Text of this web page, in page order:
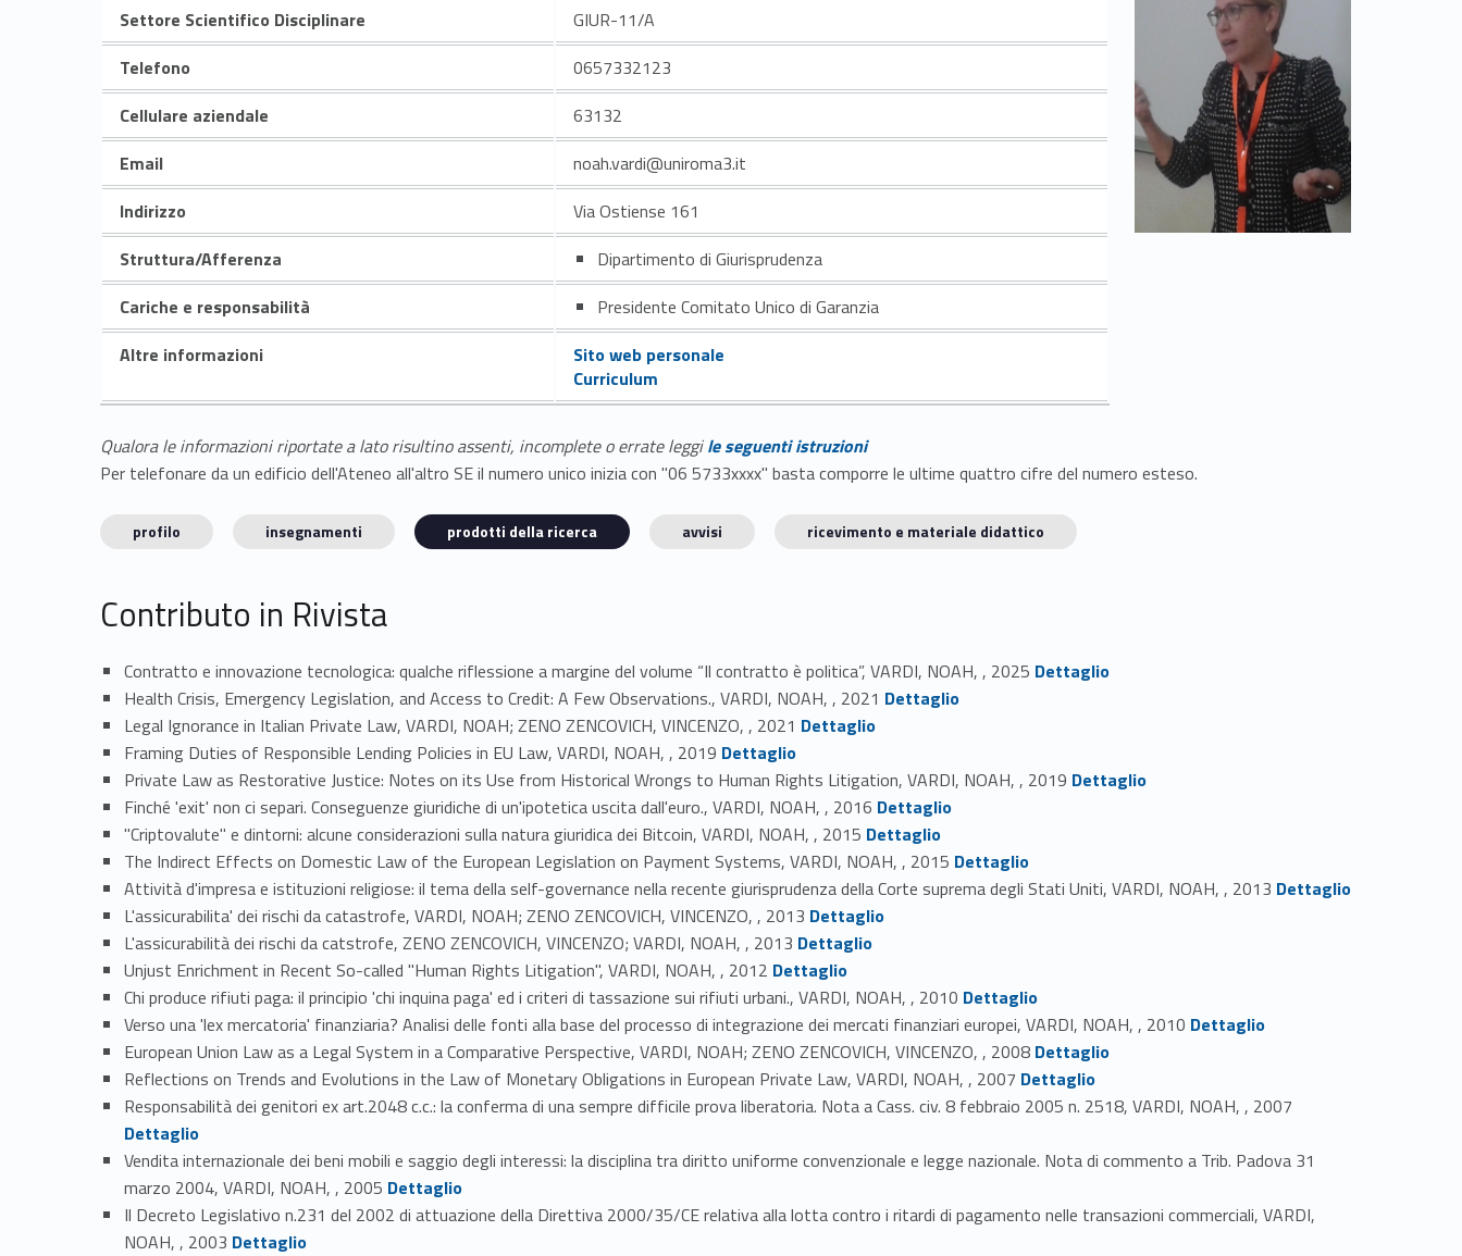
Settore Scientifico Disciplinare
GIUR-11/A
Telefono
0657332123
Cellulare aziendale
63132
Email
noah.vardi@uniroma3.it
Indirizzo
Via Ostiense 161
Struttura/Afferenza
Dipartimento di Giurisprudenza
Cariche e responsabilità
Presidente Comitato Unico di Garanzia
Altre informazioni
Sito web personale
Curriculum
Qualora le informazioni riportate a lato risultino assenti, incomplete o errate leggile seguenti istruzioni
Per telefonare da un edificio dell'Ateneo all'altro SE il numero unico inizia con "06 5733xxxx" basta comporre le ultime quattro cifre del numero esteso.
profilo insegnamenti prodotti della ricerca avvisi ricevimento e materiale didattico
Contributo in Rivista
Contratto e innovazione tecnologica: qualche riflessione a margine del volume “Il contratto è politica”, VARDI, NOAH, , 2025 Link identifier #identifier_person_34752-1
Dettaglio
Health Crisis, Emergency Legislation, and Access to Credit: A Few Observations., VARDI, NOAH, , 2021 Link identifier #identifier_person_166022-2
Dettaglio
Legal Ignorance in Italian Private Law, VARDI, NOAH; ZENO ZENCOVICH, VINCENZO, , 2021 Link identifier #identifier_person_71881-3
Dettaglio
Framing Duties of Responsible Lending Policies in EU Law, VARDI, NOAH, , 2019 Link identifier #identifier_person_45871-4
Dettaglio
Private Law as Restorative Justice: Notes on its Use from Historical Wrongs to Human Rights Litigation, VARDI, NOAH, , 2019 Link identifier #identifier_person_184003-5
Dettaglio
Finché 'exit' non ci separi. Conseguenze giuridiche di un'ipotetica uscita dall'euro., VARDI, NOAH, , 2016 Link identifier #identifier_person_139278-6
Dettaglio
"Criptovalute" e dintorni: alcune considerazioni sulla natura giuridica dei Bitcoin, VARDI, NOAH, , 2015 Link identifier #identifier_person_150542-7
Dettaglio
The Indirect Effects on Domestic Law of the European Legislation on Payment Systems, VARDI, NOAH, , 2015 Link identifier #identifier_person_143009-8
Dettaglio
Attività d'impresa e istituzioni religiose: il tema della self-governance nella recente giurisprudenza della Corte suprema degli Stati Uniti, VARDI, NOAH, , 2013 Link identifier #identifier_person_190400-9
Dettaglio
L'assicurabilita' dei rischi da catastrofe, VARDI, NOAH; ZENO ZENCOVICH, VINCENZO, , 2013 Link identifier #identifier_person_6542-10
Dettaglio
L'assicurabilità dei rischi da catstrofe, ZENO ZENCOVICH, VINCENZO; VARDI, NOAH, , 2013 Link identifier #identifier_person_23727-11
Dettaglio
Unjust Enrichment in Recent So-called "Human Rights Litigation", VARDI, NOAH, , 2012 Link identifier #identifier_person_169470-12
Dettaglio
Chi produce rifiuti paga: il principio 'chi inquina paga' ed i criteri di tassazione sui rifiuti urbani., VARDI, NOAH, , 2010 Link identifier #identifier_person_114208-13
Dettaglio
Verso una 'lex mercatoria' finanziaria? Analisi delle fonti alla base del processo di integrazione dei mercati finanziari europei, VARDI, NOAH, , 2010 Link identifier #identifier_person_60911-14
Dettaglio
European Union Law as a Legal System in a Comparative Perspective, VARDI, NOAH; ZENO ZENCOVICH, VINCENZO, , 2008 Link identifier #identifier_person_49768-15
Dettaglio
Reflections on Trends and Evolutions in the Law of Monetary Obligations in European Private Law, VARDI, NOAH, , 2007 Link identifier #identifier_person_191392-16
Dettaglio
Responsabilità dei genitori ex art.2048 c.c.: la conferma di una sempre difficile prova liberatoria. Nota a Cass. civ. 8 febbraio 2005 n. 2518, VARDI, NOAH, , 2007
Dettaglio
Vendita internazionale dei beni mobili e saggio degli interessi: la disciplina tra diritto uniforme convenzionale e legge nazionale. Nota di commento a Trib. Padova 31
marzo 2004, VARDI, NOAH, , 2005 Link identifier #identifier_person_148513-18
Dettaglio
Il Decreto Legislativo n.231 del 2002 di attuazione della Direttiva 2000/35/CE relativa alla lotta contro i ritardi di pagamento nelle transazioni commerciali, VARDI,
NOAH, , 2003 Link identifier #identifier_person_117351-19
Dettaglio